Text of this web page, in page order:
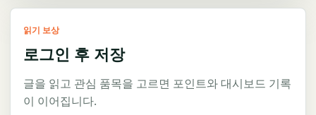
읽기 보상
로그인 후 저장
글을 읽고 관심 품목을 고르면 포인트와 대시보드 기록
이 이어집니다.